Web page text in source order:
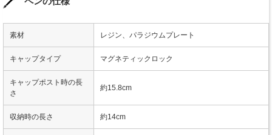
素材 レジン、パラジウムプレート
キャップタイプ マグネティックロック
キャップポスト時の長
さ
約15.8cm
収納時の長さ 約14cm